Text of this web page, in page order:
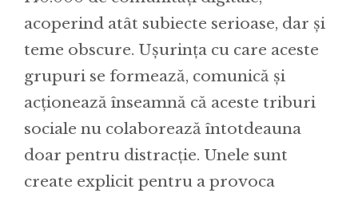
acoperind atât subiecte serioase, dar și
teme obscure. Ușurința cu care aceste
grupuri se formează, comunică și
acționează înseamnă că aceste triburi
sociale nu colaborează întotdeauna
doar pentru distracție. Unele sunt
create explicit pentru a provoca